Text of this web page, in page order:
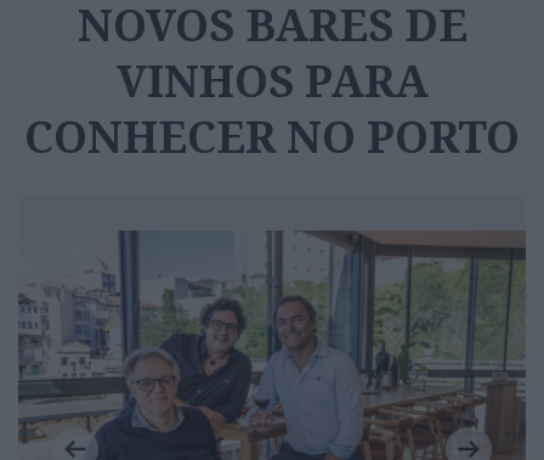
NOVOS BARES DE
VINHOS PARA
CONHECER NO PORTO